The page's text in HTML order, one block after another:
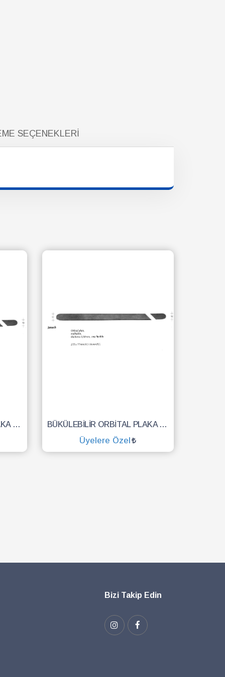
SEÇENEKLERI
BÜKÜLEBİLİR ORBİTAL PLAKA 215X13 KALINLIK 0.50 MM BÜKÜLEBİLİR ORBİTAL PLAKA 215X17 KALINLIK 0.50 MM
Üyelere Özel
Bizi Takip Edin